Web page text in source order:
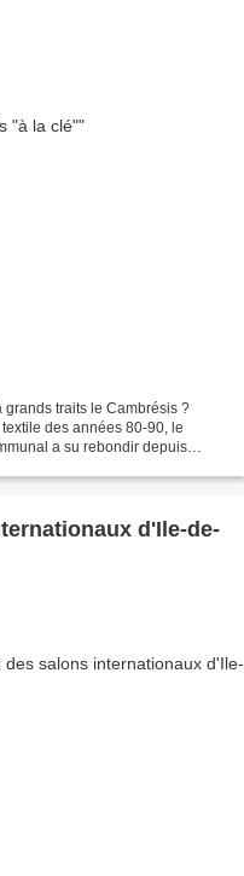
traits le Cambrésis ?
des années 80-90, le
a su rebondir depuis
d'Ile-de-